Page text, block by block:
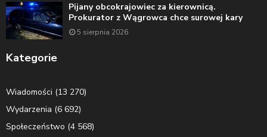
Pijany obcokrajowiec za kierownicą.
Prokurator z Wągrowca chce surowej kary
5 sierpnia 2026
Kategorie
Wiadomości (13 270)
Wydarzenia (6 692)
Społeczeństwo (4 568)